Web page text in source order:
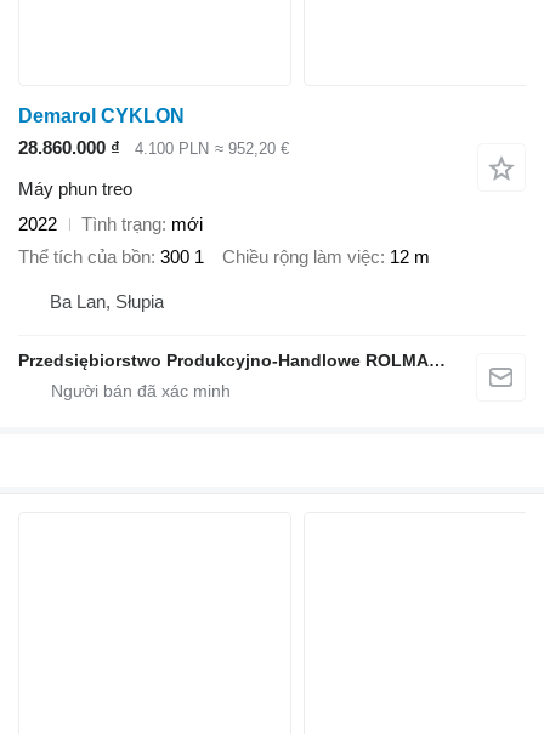
Demarol CYKLON
28.860.000 ₫
4.100 PLN ≈ 952,20 €
Máy phun treo
2022
Tình trạng mới
Thể tích của bồn 300 1 Chiều rộng làm việc 12 m
Ba Lan, Słupia
Przedsiębiorstwo Produkcyjno-Handlowe ROLMAPOL Marcin Dziekan